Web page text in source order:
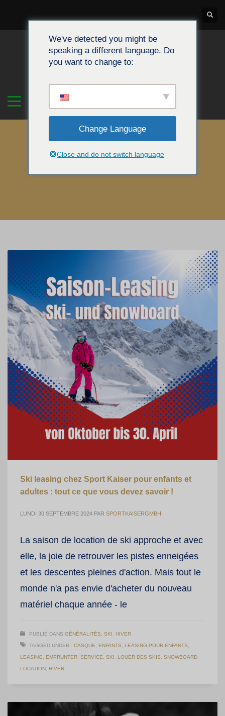
Ski leasing chez Sport Kaiser pour enfants et
adultes : tout ce que vous devez savoir !
LUNDI 30 SEPTEMBRE 2024 PAR SPORTKAISERGMBH
La saison de location de ski approche et avec
elle, la joie de retrouver les pistes enneigées
et les descentes pleines d'action. Mais tout le
monde n'a pas envie d'acheter du nouveau
matériel chaque année - le
PUBLIÉ DANS GÉNÉRALITÉS, SKI, HIVER
TAGGED UNDER : CASQUE, ENFANTS, LEASING POUR ENFANTS,
LEASING, EMPRUNTER, SERVICE, SKI, LOUER DES SKIS, SNOWBOARD,
LOCATION, HIVER
We've detected you might be
speaking a different language. Do
you want to change to:
Change Language
Close and do not switch language